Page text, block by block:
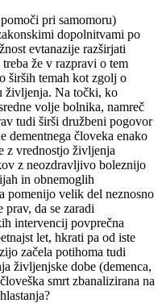
pri samomoru)
dopolnitvami po
evtanazije razširjati
že v razpravi o tem
širših temah kot zgolj o
življenja. Na točki, ko
volje bolnika, namreč
tudi širši družbeni pogovor
dementnega človeka enako
z vrednostjo življenja
z neozdravljivo boleznijo
in obnemoglih
pomenijo velik del neznosno
prav, da se zaradi
intervencij povprečna
let, hkrati pa od iste
začela potihoma tudi
življenjske dobe (demenca,
smrt zbanalizirana na